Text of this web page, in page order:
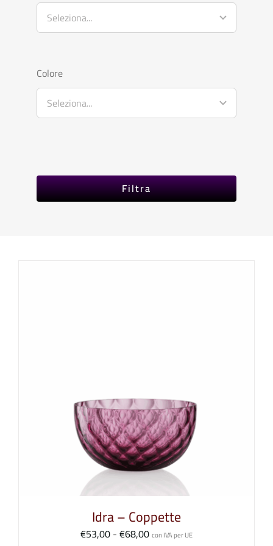
Colore
Filtra
Idra – Coppette
€53,00-€68,00Fascia
con IVA per UE